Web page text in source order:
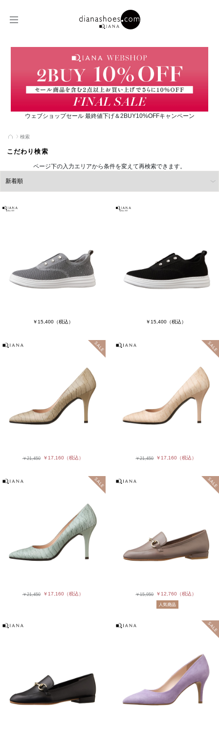
ウェブショップセール 最終値下げ＆2BUY10%OFFキャンペーン
検索
こだわり検索
ページ下の入力エリアから条件を変えて再検索できます。
￥15,400（税込） ￥15,400 （税込）
￥21,450 ￥17,160（税込） ￥21,450 ￥17,160 （税込）
￥21,450 ￥17,160（税込） ￥15,950 ￥12,760 （税込）